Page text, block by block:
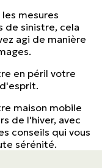
mesures
de sinistre, cela
agi de manière
en péril votre
maison mobile
de l'hiver, avec
conseils qui vous
sérénité.